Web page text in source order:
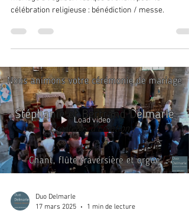
célébration religieuse : bénédiction / messe.
Load video
Duo Delmarle
17 mars 2025
1 min de lecture